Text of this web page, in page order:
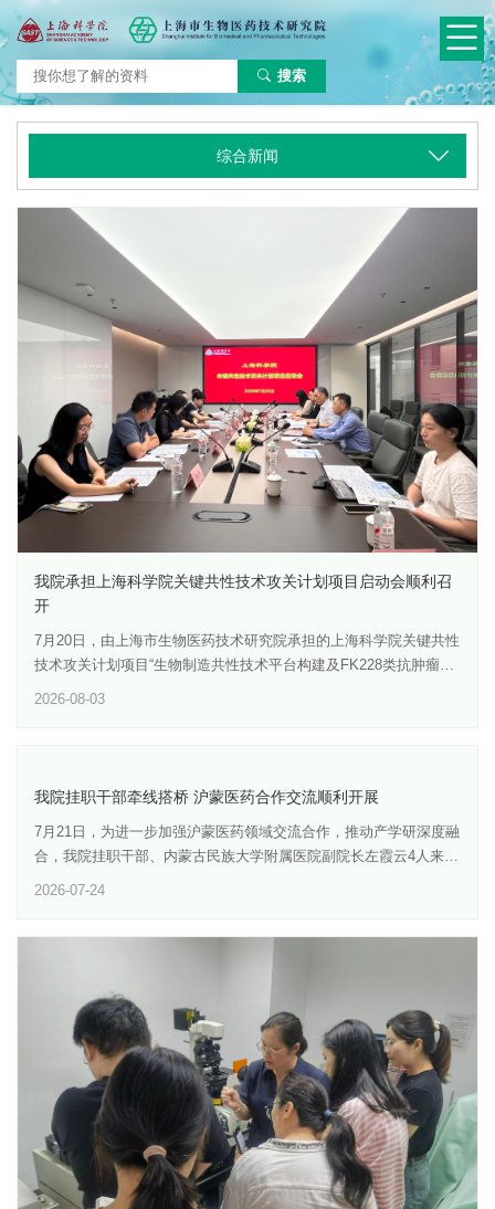
搜索
综合新闻
我院承担上海科学院关键共性技术攻关计划项目启动会顺利召
开
7月20日，由上海市生物医药技术研究院承担的上海科学院关键共性
技术攻关计划项目“生物制造共性技术平台构建及FK228类抗肿瘤产
品转化研究”启动会在院成果孵化转化基地顺利召开。上海交通大学
献策。上海科学院科技发展部部长李万出席会议，我院副院长王健
责人符军教授就项目的研究背景、总体设计思路、研究内容、技术
路线与研究基础等作了系统汇报，重点阐述了生物制造共性技术平
台的架构设计、功能模块、服务能力，以及与FK228类产品转化的
性技术平台是项目的重要基石，更是衔接基础研究、工艺开发与产
业转化的关键枢纽。通过该平台建设，将系统整合院内外仪器设
备、数据资源和人才团队，形成开放共享的研发服务体系，为生物
制造产品开发、活性评价及机制解析等基础研究，以及工艺优化、
中试放大与质量控制等工程化转化，提供全链条技术支撑。李万部
长作总结致辞。他指出，要以平台建设为抓手，以需求为导向、以
应用为牵引，聚焦产业急需的共性工艺与评价方法，形成可复制、
可推广的技术标准和解决方案，切实发挥平台对行业创新的辐射带
动作用，构建“技术研发—平台服务—成果转化”的良性循环，支撑和
2026-08-03
我院挂职干部牵线搭桥 沪蒙医药合作交流顺利开展
7月21日，为进一步加强沪蒙医药领域交流合作，推动产学研深度融
合，我院挂职干部、内蒙古民族大学附属医院副院长左霞云4人来我
院调研交流。我院党委书记刘海峰、副院长王涤松出席会议，合作
了良好桥梁，将有力推动蒙医药特色资源与现代生物医药技术的深
度融合，助力我国蒙药产业高质量创新发展，为民族医药传承振兴
与健康中国建设贡献积极力量。
2026-07-24